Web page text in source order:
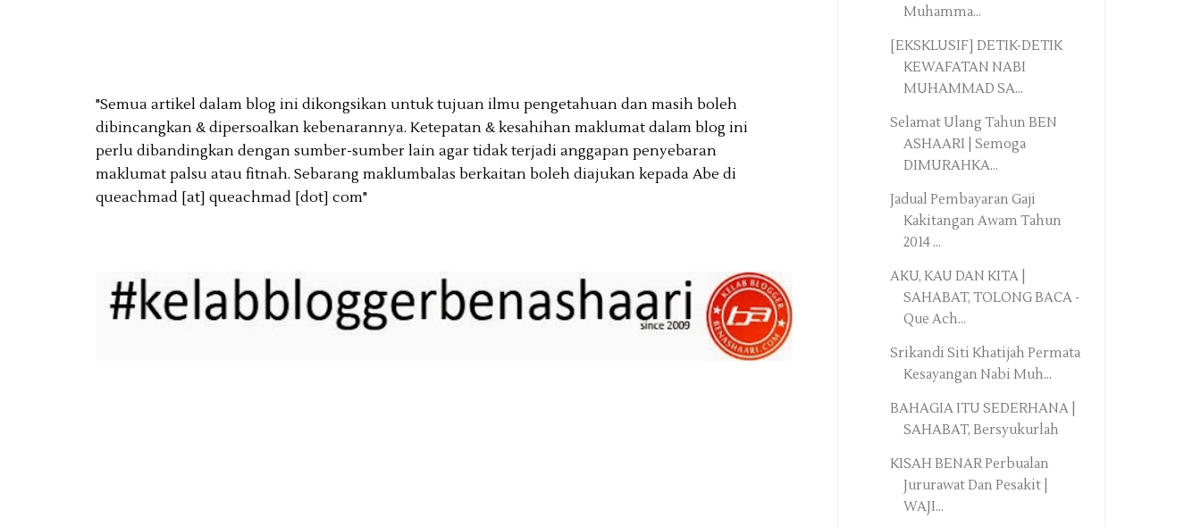
"Semua artikel dalam blog ini dikongsikan untuk tujuan ilmu pengetahuan dan masih boleh
dibincangkan & dipersoalkan kebenarannya. Ketepatan & kesahihan maklumat dalam blog ini
perlu dibandingkan dengan sumber-sumber lain agar tidak terjadi anggapan penyebaran
maklumat palsu atau fitnah. Sebarang maklumbalas berkaitan boleh diajukan kepada Abe di
queachmad [at] queachmad [dot] com"
Muhamma...
[EKSKLUSIF] DETIK-DETIK
KEWAFATAN NABI
MUHAMMAD SA...
Selamat Ulang Tahun BEN
ASHAARI | Semoga
DIMURAHKA...
Jadual Pembayaran Gaji
Kakitangan Awam Tahun
2014 ...
AKU, KAU DAN KITA |
SAHABAT, TOLONG BACA -
Que Ach...
Srikandi Siti Khatijah Permata
Kesayangan Nabi Muh...
BAHAGIA ITU SEDERHANA |
SAHABAT, Bersyukurlah
KISAH BENAR Perbualan
Jururawat Dan Pesakit |
WAJI...